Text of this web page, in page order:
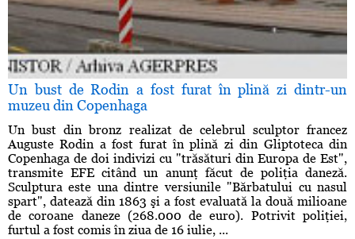
Un bust de Rodin a fost furat în plină zi dintr-un
muzeu din Copenhaga
Un bust din bronz realizat de celebrul sculptor francez
Auguste Rodin a fost furat în plină zi din Gliptoteca din
Copenhaga de doi indivizi cu "trăsături din Europa de Est",
transmite EFE citând un anunţ făcut de poliţia daneză.
Sculptura este una dintre versiunile "Bărbatului cu nasul
spart", datează din 1863 şi a fost evaluată la două milioane
de coroane daneze (268.000 de euro). Potrivit poliţiei,
furtul a fost comis în ziua de 16 iulie, ...